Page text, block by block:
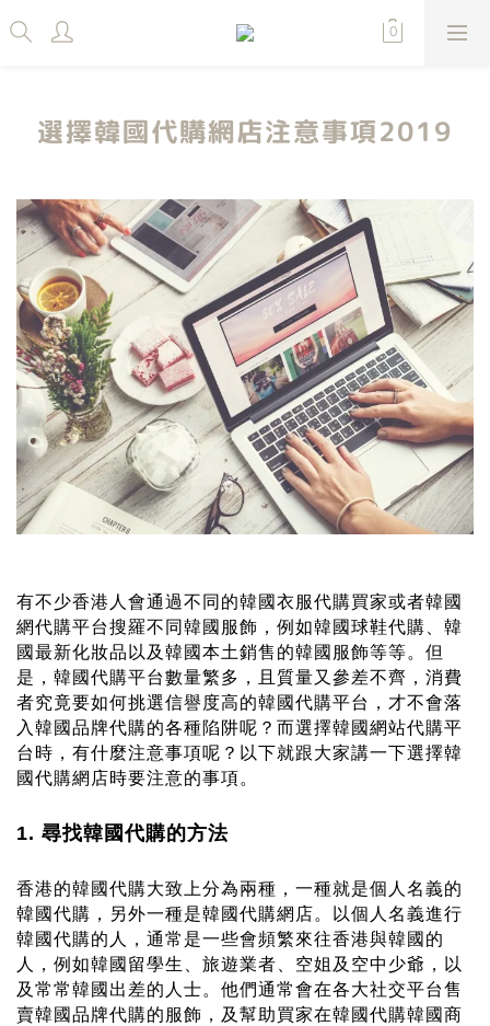
選擇韓國代購網店注意事項2019
有不少香港人會通過不同的韓國衣服代購買家或者韓國
網代購平台搜羅不同韓國服飾，例如韓國球鞋代購 、韓
國最新化妝品以及韓國本土銷售的韓國服飾等等。但
是，韓國代購平台數量繁多，且質量又參差不齊，消費
者究竟要如何挑選信譽度高的韓國代購平台，才不會落
入 韓國品牌代購的各種陷阱呢？而選擇韓國網站代購平
台時，有什麼注意事項呢？以下就跟大家講一下選擇韓
國代購網店時要注意的事項。
1. 尋找韓國代購的方法
香港的韓國代購大致上分為兩種，一種就是個人名義的
韓國代購，另外一種是韓國代購網店。以個人名義進行
韓國代購的人，通常是一些會頻繁來往香港與韓國的
人，例如韓國留學生、旅遊業者、空姐及空中少爺，以
及常常韓國出差的人士。他們通常會在各大社交平台售
賣韓國品牌代購的服飾，及幫助買家在韓國代購韓國商